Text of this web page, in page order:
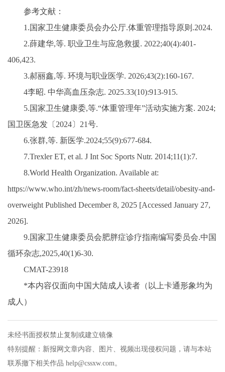
参考文献：
1.国家卫生健康委员会办公厅.体重管理指导原则.2024.
2.薛建华,等. 职业卫生与应急救援. 2022;40(4):401-
406,423.
3.郝丽鑫,等. 环境与职业医学. 2026;43(2):160-167.
4李昭. 中华高血压杂志. 2025.33(10):913-915.
5.国家卫生健康委,等.“体重管理年”活动实施方案. 2024;
国卫医急发〔2024〕21号.
6.张群,等. 新医学.2024;55(9):677-684.
7.Trexler ET, et al. J Int Soc Sports Nutr. 2014;11(1):7.
8.World Health Organization. Available at:
https://www.who.int/zh/news-room/fact-sheets/detail/obesity-and-
overweight Published December 8, 2025 [Accessed January 27,
2026].
9.国家卫生健康委员会肥胖症诊疗指南编写委员会.中国
循环杂志,2025,40(1)6-30.
CMAT-23918
*本内容仅面向中国大陆成人读者（以上卡通形象均为
成人）
未经书面授权禁止复制或建立镜像
特别提醒：新报网文章内容、图片、视频出现侵权问题，请与本站
联系撤下相关作品 help@cssxw.com。